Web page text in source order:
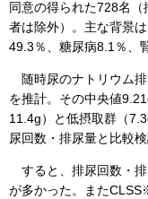
同意の得られた728名
者は除外）。主な背景
49.3％、糖尿病8.1％、
随時尿のナトリウム
を推計。その中央値
11.4g）と低摂取群（
尿回数・排尿量と比較検
すると、排尿回数・
が多かった。また